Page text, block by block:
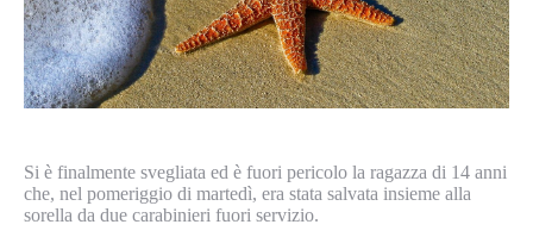
Si è finalmente svegliata ed è fuori pericolo la ragazza di 14 anni
che, nel pomeriggio di martedì, era stata salvata insieme alla
sorella da due carabinieri fuori servizio.